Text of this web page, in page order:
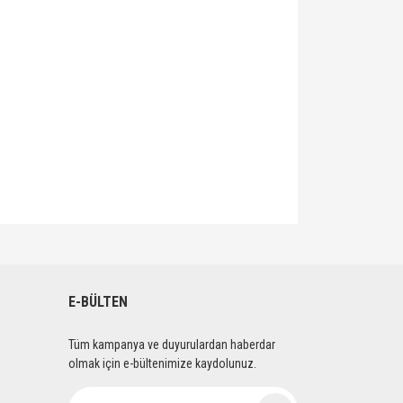
E-BÜLTEN
Tüm kampanya ve duyurulardan haberdar
olmak için e-bültenimize kaydolunuz.